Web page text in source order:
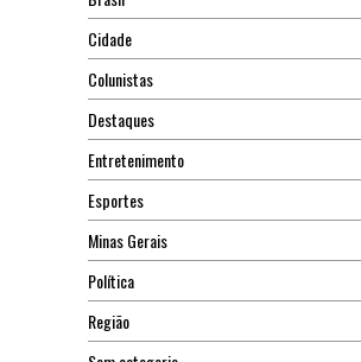
Cidade
Colunistas
Destaques
Entretenimento
Esportes
Minas Gerais
Política
Região